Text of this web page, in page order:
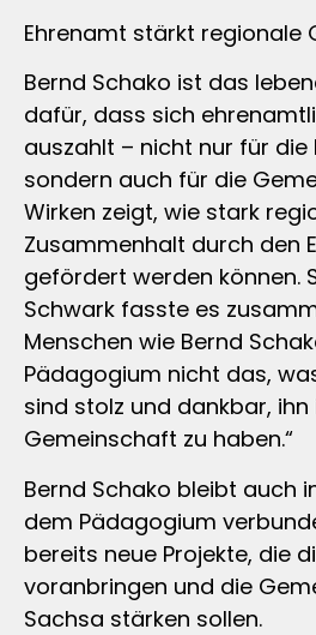
Ehrenamt stärkt regionale
Bernd Schako ist das
dafür, dass sich
auszahlt – nicht nur für die
sondern auch für die
Wirken zeigt, wie stark
Zusammenhalt durch den
gefördert werden können.
Schwark fasste es
Menschen wie Bernd
Pädagogium nicht das,
sind stolz und dankbar, ihn
Gemeinschaft zu haben.“
Bernd Schako bleibt auch
dem Pädagogium
bereits neue Projekte, die
voranbringen und die
Sachsa stärken sollen.